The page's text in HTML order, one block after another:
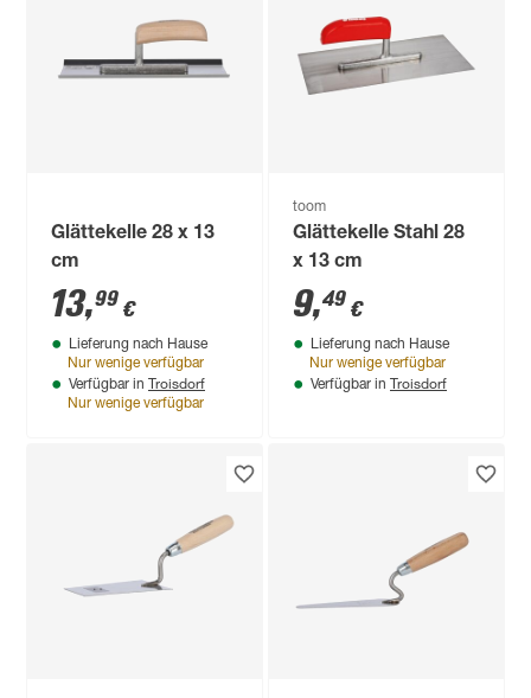
Glättekelle 28 x 13
cm
13,99 €
Lieferung nach Hause
Nur wenige verfügbar
Verfügbar in Troisdorf
Nur wenige verfügbar
toom
Glättekelle Stahl 28
x 13 cm
9,49 €
Lieferung nach Hause
Nur wenige verfügbar
Verfügbar in Troisdorf